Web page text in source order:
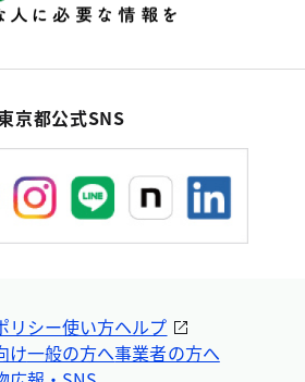
京都公式SNS
リシー使い方ヘルプ
け一般の方へ事業者の方へ